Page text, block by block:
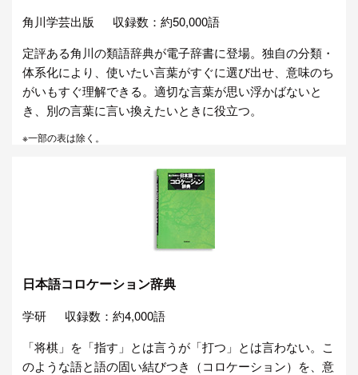
角川学芸出版
収録数：約50,000語
定評ある角川の類語辞典が電子辞書に登場。独自の分類・
体系化により、使いたい言葉がすぐに選び出せ、意味のち
がいもすぐ理解できる。適切な言葉が思い浮かばないと
き、別の言葉に言い換えたいときに役立つ。
※一部の表は除く。
日本語コロケーション辞典
学研
収録数：約4,000語
「将棋」を「指す」とは言うが「打つ」とは言わない。こ
のような語と語の固い結びつき（コロケーション）を、意